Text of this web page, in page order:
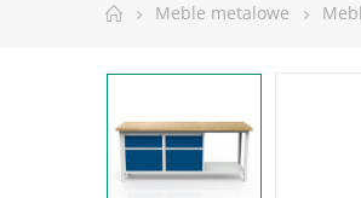
Meble metalowe